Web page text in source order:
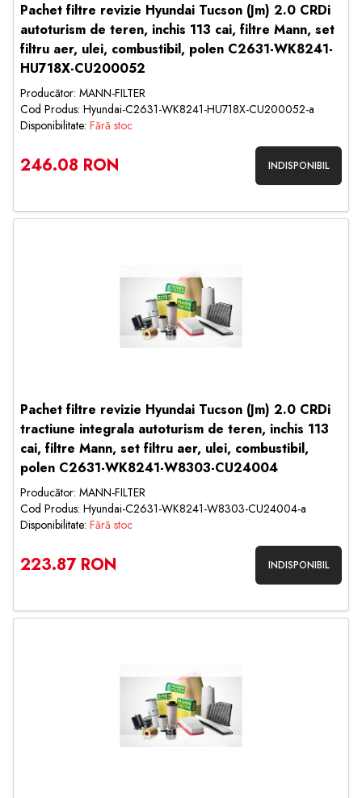
Pachet filtre revizie Hyundai Tucson (Jm) 2.0 CRDi
autoturism de teren, inchis 113 cai, filtre Mann, set
filtru aer, ulei, combustibil, polen C2631-WK8241-
HU718X-CU200052
Producător: MANN-FILTER
Cod Produs: Hyundai-C2631-WK8241-HU718X-CU200052-a
Disponibilitate: Fără stoc
246.08 RON INDISPONIBIL
Pachet filtre revizie Hyundai Tucson (Jm) 2.0 CRDi
tractiune integrala autoturism de teren, inchis 113
cai, filtre Mann, set filtru aer, ulei, combustibil,
polen C2631-WK8241-W8303-CU24004
Producător: MANN-FILTER
Cod Produs: Hyundai-C2631-WK8241-W8303-CU24004-a
Disponibilitate: Fără stoc
223.87 RON INDISPONIBIL